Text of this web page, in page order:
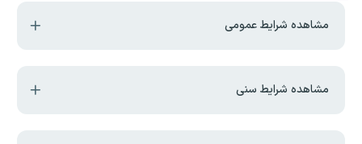
مشاهده شرایط عمومی
مشاهده شرایط سنی